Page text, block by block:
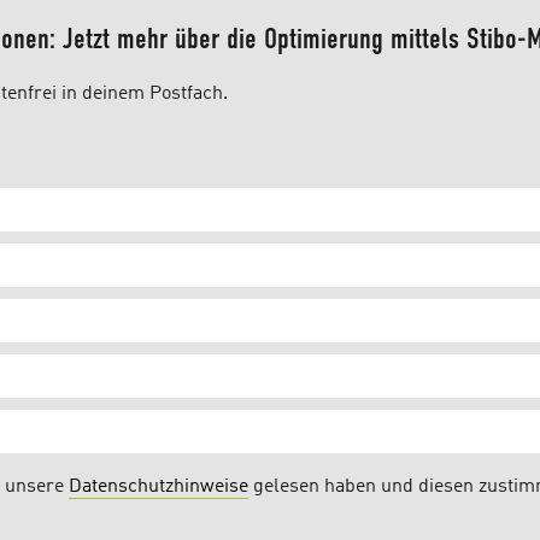
Jetzt mehr über die Optimierung mittels
in deinem Postfach.
unsere Datenschutzhinweise gelesen haben und diesen